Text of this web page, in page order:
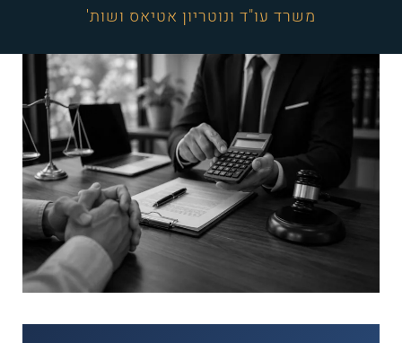
משרד עו"ד ונוטריון אטיאס ושות'